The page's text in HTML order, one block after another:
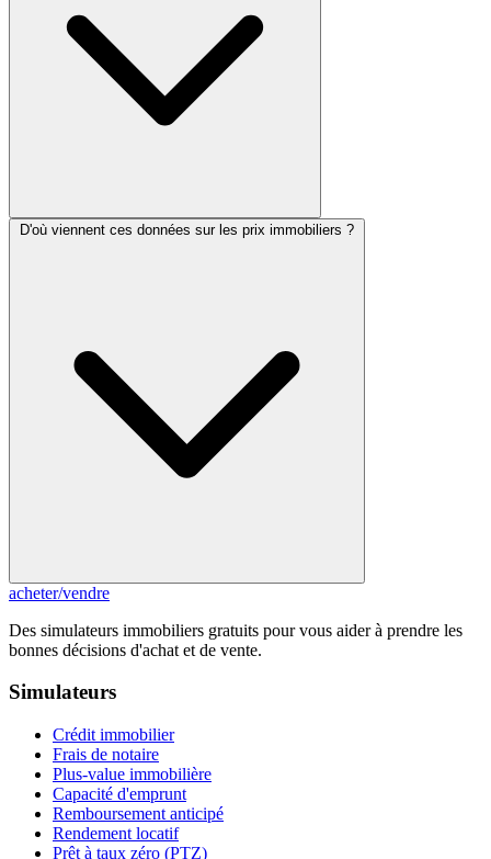
D'où viennent ces données sur les prix immobiliers ?
acheter/vendre
Des simulateurs immobiliers gratuits pour vous aider à prendre les
bonnes décisions d'achat et de vente.
Simulateurs
Crédit immobilier
Frais de notaire
Plus-value immobilière
Capacité d'emprunt
Remboursement anticipé
Rendement locatif
Prêt à taux zéro (PTZ)